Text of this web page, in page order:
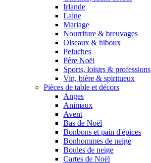
Irlande
Laine
Mariage
Nourriture & breuvages
Oiseaux & hiboux
Peluches
Père Noël
Sports, loisirs & professions
Vin, bière & spiritueux
Pièces de table et décors
Anges
Animaux
Avent
Bas de Noël
Bonbons et pain d'épices
Bonhommes de neige
Boules de neige
Cartes de Noël